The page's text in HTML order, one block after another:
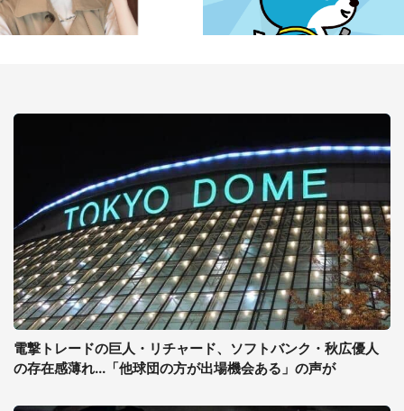
電撃トレードの巨人・リチャード、ソフトバンク・秋広優人
の存在感薄れ...「他球団の方が出場機会ある」の声が